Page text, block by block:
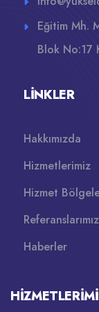
Eğitim Mh.
Blok No:17
LINKLER
Hakkımızda
Hizmetlerimiz
Hizmet
Referanslarımız
Haberler